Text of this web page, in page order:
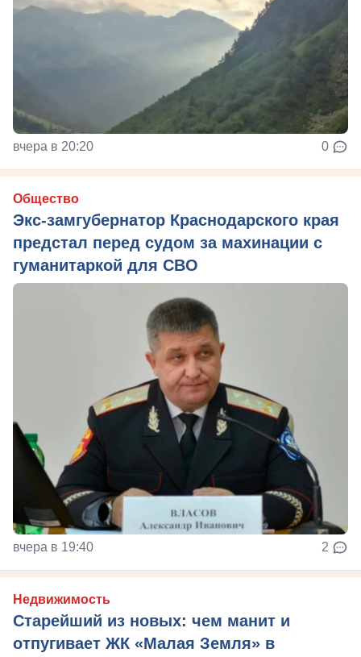
вчера в 20:20 0
Общество
Экс-замгубернатор Краснодарского края
предстал перед судом за махинации с
гуманитаркой для СВО
вчера в 19:40 2
Недвижимость
Старейший из новых: чем манит и
отпугивает ЖК «Малая Земля» в